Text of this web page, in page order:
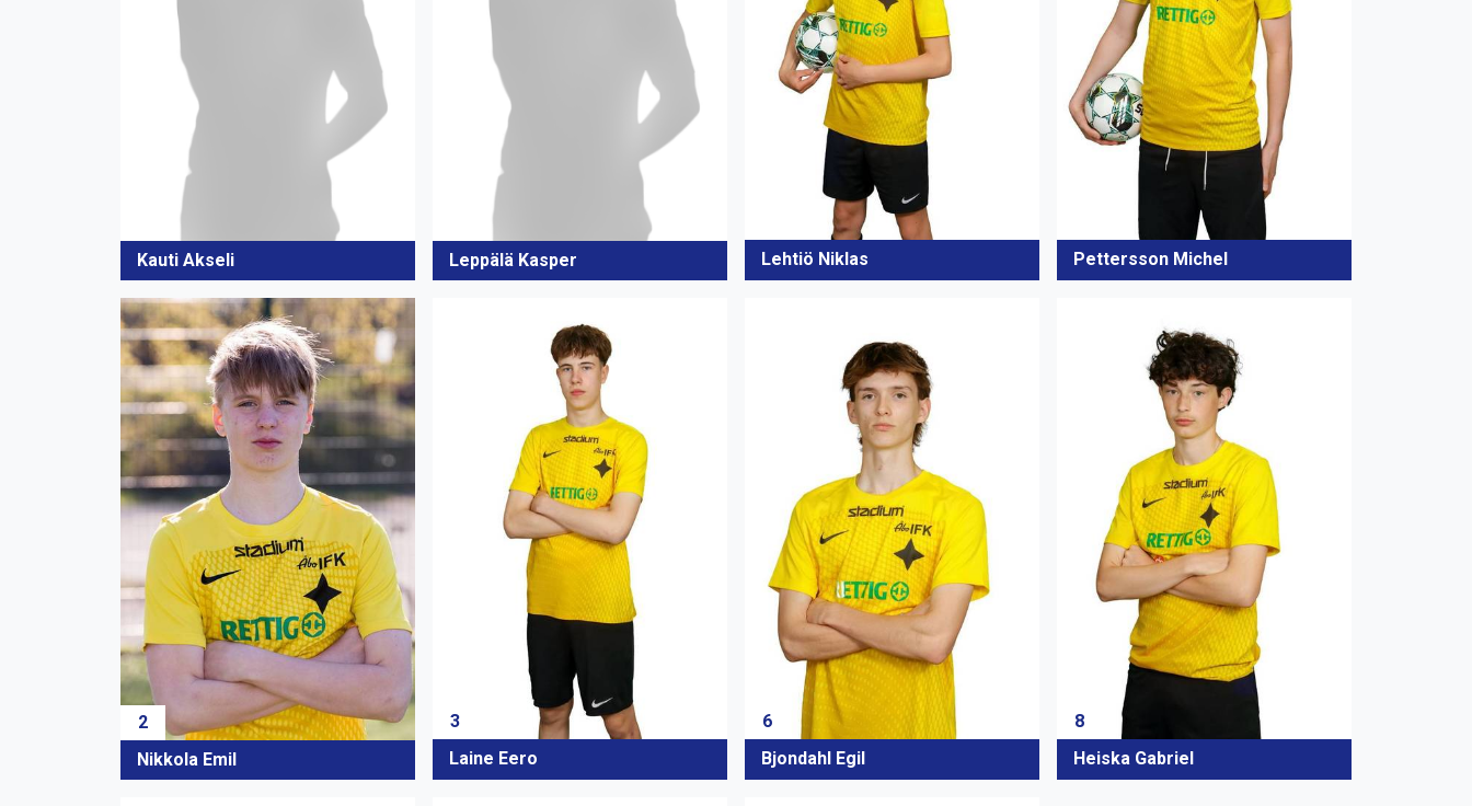
Kauti Akseli Leppälä Kasper Lehtiö Niklas Pettersson Michel
2
Nikkola Emil
3
Laine Eero
6
Bjondahl Egil
8
Heiska Gabriel